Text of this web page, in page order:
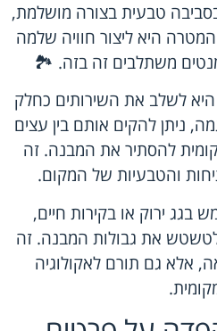
בסביבה טבעית בצורה מושלמת,
היא ליצור חוויה שלמה
משתלבים זה בזה. 🏞️
לשלב את השירותים כחלק
ניתן להקים אותם בין עצים
להסתיר את המבנה. זה
והטבעיות של המקום.
בגג ירוק או בקירות חיים,
את גבולות המבנה. זה
אלא גם תורם לאקולוגיה